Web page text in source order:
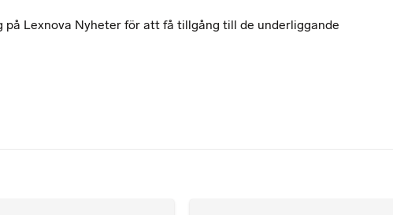
på Lexnova Nyheter för att få tillgång till de underliggande